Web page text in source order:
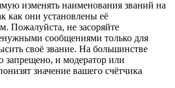
изменять наименования званий на
как они установлены её
Пожалуйста, не засоряйте
сообщениями только для
своё звание. На большинстве
запрещено, и модератор или
значение вашего счётчика